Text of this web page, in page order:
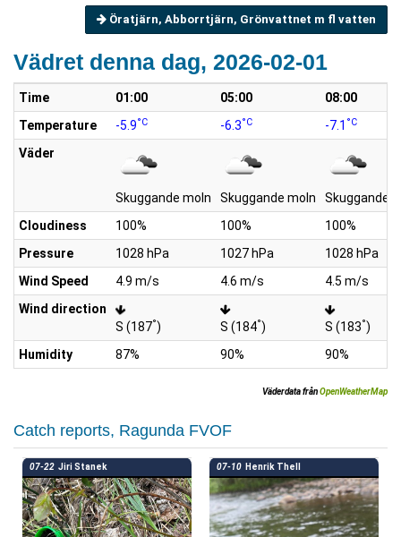
Öratjärn, Abborrtjärn, Grönvattnet m fl vatten
Vädret denna dag, 2026-02-01
Time 01:00 05:00
08:00
Temperature
-5.9°C -6.3°C -7.1 °C
Väder
Skuggande moln Skuggande moln
Skuggande
Cloudiness
100% 100%
100%
Pressure
1028 hPa 1027 hPa
1028 hPa
Wind Speed
4.9 m/s 4.6 m/s
4.5 m/s
Wind direction
S (187°) S (184°) S (183°)
Humidity
87% 90% 90%
Väderdata frånOpenWeatherMap
Catch reports, Ragunda FVOF
07-22 Jiri Stanek 07-10 Henrik Thell